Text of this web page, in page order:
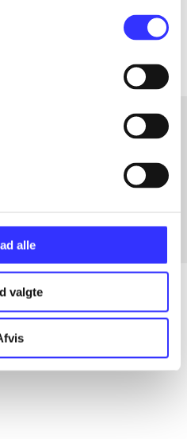
alle
valgte
på udgivelser